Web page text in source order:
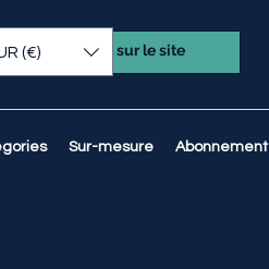
Sur-mesure Abonnement
(€)